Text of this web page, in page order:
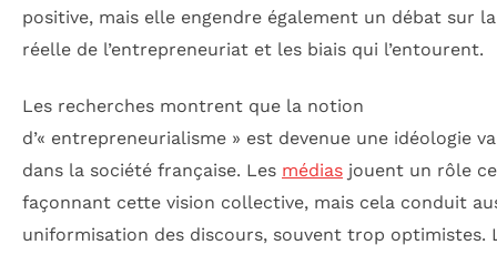
positive, mais elle engendre également un débat sur
réelle de l’entrepreneuriat et les biais qui l’entourent.
Les recherches montrent que la notion
d’« entrepreneurialisme » est devenue une idéologie
dans la société française. Les médias jouent un rôle
façonnant cette vision collective, mais cela conduit
uniformisation des discours, souvent trop optimistes.